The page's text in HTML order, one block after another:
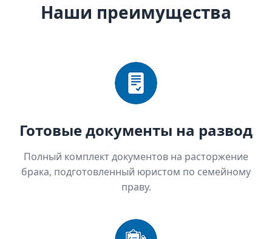
Наши преимущества
Готовые документы на развод
Полный комплект документов на расторжение
брака, подготовленный юристом по семейному
праву.